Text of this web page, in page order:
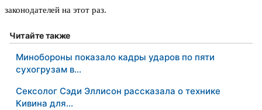
законодателей на этот раз.
Читайте также
Минобороны показало кадры ударов по пяти
сухогрузам в…
Сексолог Сэди Эллисон рассказала о технике
Кивина для…